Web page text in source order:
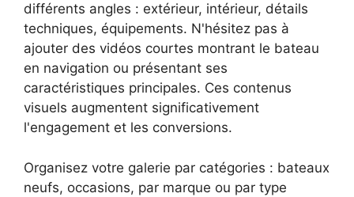
différents angles : extérieur, intérieur, détails
techniques, équipements. N'hésitez pas à
ajouter des vidéos courtes montrant le bateau
en navigation ou présentant ses
caractéristiques principales. Ces contenus
visuels augmentent significativement
l'engagement et les conversions.
Organisez votre galerie par catégories : bateaux
neufs, occasions, par marque ou par type